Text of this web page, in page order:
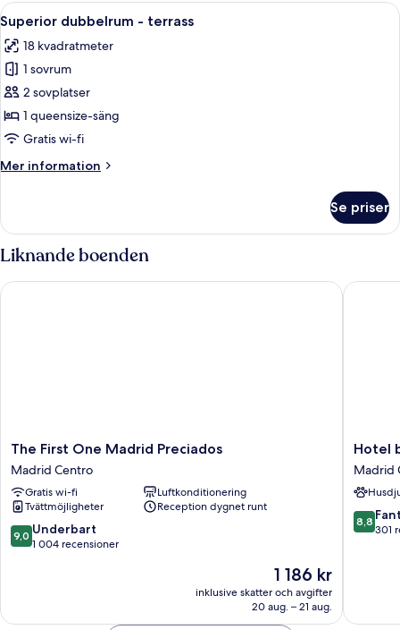
Öppna
alla
foton
för
Superior
dubbelrum
-
Ett modernt sovrum med en säng,
12
Superior dubbelrum - terrass
18 kvadratmeter
1 sovrum
2 sovplatser
1 queensize-säng
Gratis wi-fi
Mer information
Mer
dubbelrum
-
terrass
Se priser
Liknande boenden
The
First
One
Madrid
Preciados
Madrid
Centro
The First One Madrid Preciados
Madrid Centro
Gratis wi-fi
Luftkonditionering
Tvättmöjligheter
Reception dygnet runt
9.0
av
9,0 Underbart
1 004 recensioner
Priset
1 186 kr
1 186 kr
inklusive skatter och avgifter
20 aug. – 21 aug.
The First One Madrid Preciados
Hotel
Plaza
Mayor
Madrid
Hotel
Madrid
8.8
av
8,8
301
Hotel